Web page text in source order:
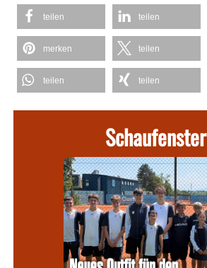
teilen teilen
merken teilen
teilen teilen
Schaufenster